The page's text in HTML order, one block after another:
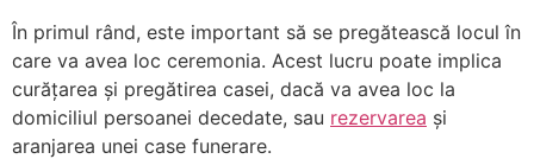
În primul rând, este important să se pregătească locul în
care va avea loc ceremonia. Acest lucru poate implica
curățarea și pregătirea casei, dacă va avea loc la
domiciliul persoanei decedate, sau rezervarea și
aranjarea unei case funerare.